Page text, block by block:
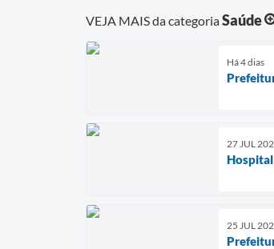
VEJA MAIS da categoriaSaúde
Há 4 dias
27 JUL
25 JUL